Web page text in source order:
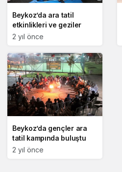
Beykoz’da ara tatil
etkinlikleri ve geziler
2 yıl önce
Beykoz’da gençler ara
tatil kampında buluştu
2 yıl önce